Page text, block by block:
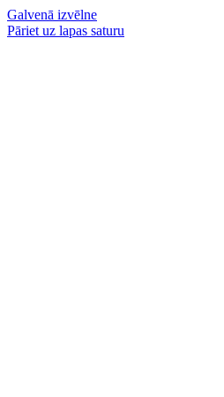
Galvenā izvēlne
Pāriet uz lapas saturu